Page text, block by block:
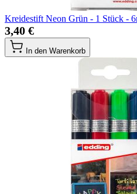
Kreidestift Neon Grün - 1 Stück -
3,40 €
In den Warenkorb